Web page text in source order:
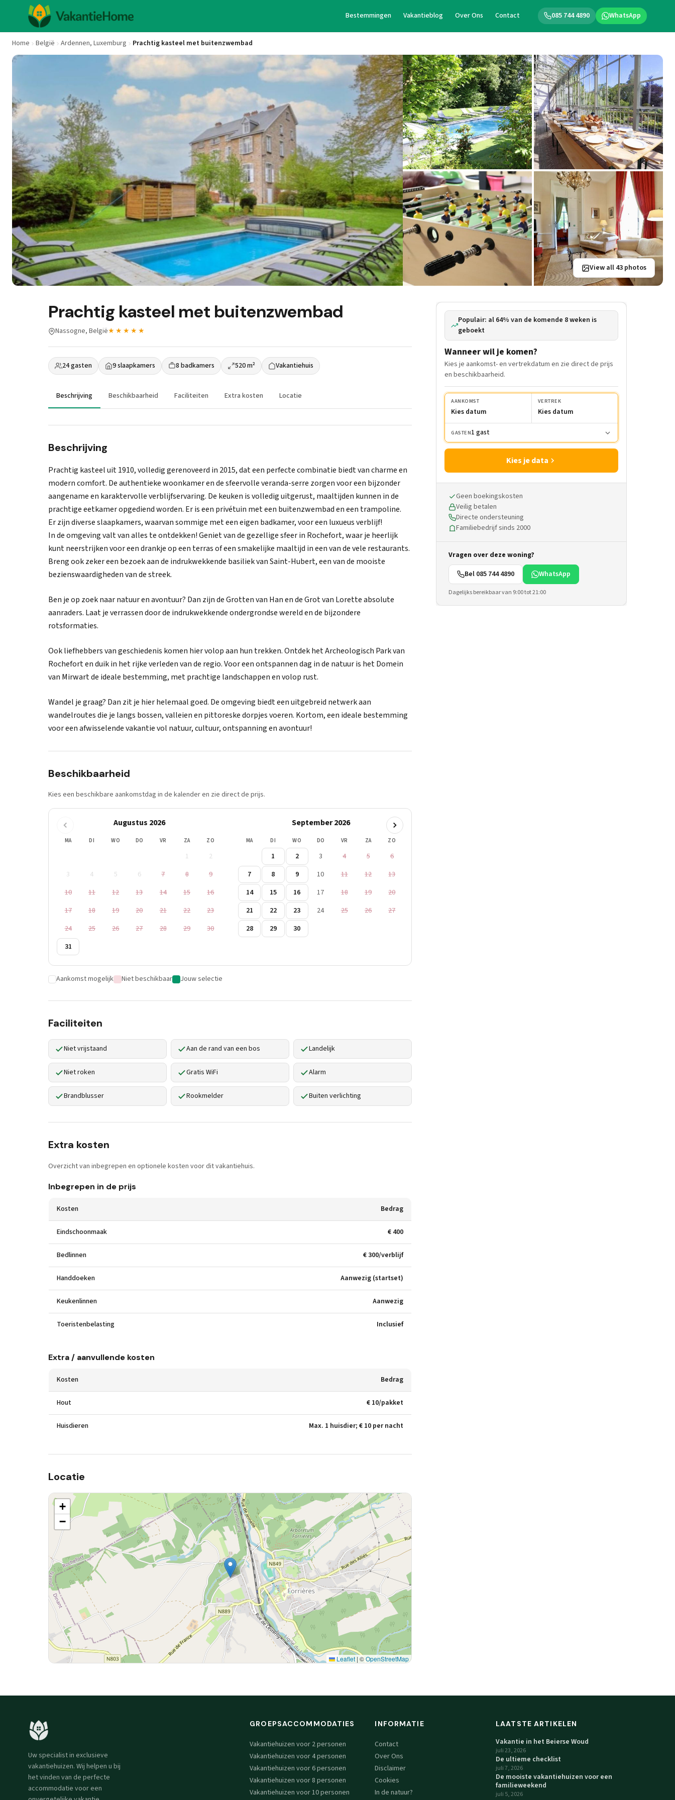
085 744 4890 WhatsApp
Bestemmingen Vakantieblog Over Ons Contact
Home België Ardennen, Luxemburg Prachtig kasteel met buitenzwembad
View all 43 photos
Prachtig kasteel met buitenzwembad
Nassogne, België★★★★★
24 gasten 9 slaapkamers 8 badkamers 520 m² Vakantiehuis
Beschrijving Beschikbaarheid Faciliteiten Extra kosten Locatie
Beschrijving
Prachtig kasteel uit 1910, volledig gerenoveerd in 2015, dat een perfecte combinatie biedt van charme en
modern comfort. De authentieke woonkamer en de sfeervolle veranda-serre zorgen voor een bijzonder
aangename en karaktervolle verblijfservaring. De keuken is volledig uitgerust, maaltijden kunnen in de
prachtige eetkamer opgediend worden. Er is een privétuin met een buitenzwembad en een trampoline.
Er zijn diverse slaapkamers, waarvan sommige met een eigen badkamer, voor een luxueus verblijf!
In de omgeving valt van alles te ontdekken! Geniet van de gezellige sfeer in Rochefort, waar je heerlijk
kunt neerstrijken voor een drankje op een terras of een smakelijke maaltijd in een van de vele restaurants.
Breng ook zeker een bezoek aan de indrukwekkende basiliek van Saint-Hubert, een van de mooiste
bezienswaardigheden van de streek.
Ben je op zoek naar natuur en avontuur? Dan zijn de Grotten van Han en de Grot van Lorette absolute
aanraders. Laat je verrassen door de indrukwekkende ondergrondse wereld en de bijzondere
rotsformaties.
Ook liefhebbers van geschiedenis komen hier volop aan hun trekken. Ontdek het Archeologisch Park van
Rochefort en duik in het rijke verleden van de regio. Voor een ontspannen dag in de natuur is het Domein
van Mirwart de ideale bestemming, met prachtige landschappen en volop rust.
Wandel je graag? Dan zit je hier helemaal goed. De omgeving biedt een uitgebreid netwerk aan
wandelroutes die je langs bossen, valleien en pittoreske dorpjes voeren. Kortom, een ideale bestemming
voor een afwisselende vakantie vol natuur, cultuur, ontspanning en avontuur!
Beschikbaarheid
Kies een beschikbare aankomstdag in de kalender en zie direct de prijs.
Augustus 2026
MA DI WO DO VR ZA ZO
1
2
3
4 5 6 7 8
9
10
11 12 13 14 15
16
17
18 19 20 21 22
23
24
25 26 27 28 29
30
31
September 2026
MA DI WO DO VR ZA ZO
1 2 3 4 5
6
7
8 9 10 11 12
13
14
15 16 17 18 19
20
21
22 23 24 25 26
27
28
29 30
Aankomst mogelijk Niet beschikbaar Jouw selectie
Faciliteiten
Niet vrijstaand Aan de rand van een bos Landelijk
Niet roken Gratis WiFi Alarm
Brandblusser Rookmelder Buiten verlichting
Extra kosten
Overzicht van inbegrepen en optionele kosten voor dit vakantiehuis.
Inbegrepen in de prijs
Kosten Bedrag
Eindschoonmaak € 400
Bedlinnen € 300/verblijf
Handdoeken Aanwezig (startset)
Keukenlinnen Aanwezig
Toeristenbelasting Inclusief
Extra / aanvullende kosten
Kosten Bedrag
Hout € 10/pakket
Huisdieren Max. 1 huisdier; € 10 per nacht
Locatie
+
−
Leaflet | ©OpenStreetMap
Populair: al 64% van de komende 8 weken is
geboekt
Wanneer wil je komen?
Kies je aankomst- en vertrekdatum en zie direct de prijs
en beschikbaarheid.
AANKOMST
Kies datum
VERTREK
Kies datum
GASTEN1 gast
Kies je data
Geen boekingskosten
Veilig betalen
Directe ondersteuning
Familiebedrijf sinds 2000
Vragen over deze woning?
Bel 085 744 4890
WhatsApp
Dagelijks bereikbaar van 9:00 tot 21:00
Uw specialist in exclusieve
vakantiehuizen. Wij helpen u bij
het vinden van de perfecte
accommodatie voor een
GROEPSACCOMMODATIES
Vakantiehuizen voor 2 personen
Vakantiehuizen voor 4 personen
Vakantiehuizen voor 6 personen
Vakantiehuizen voor 8 personen
Vakantiehuizen voor 10 personen
INFORMATIE
Contact
Over Ons
Disclaimer
Cookies
In de natuur?
LAATSTE ARTIKELEN
Vakantie in het Beierse Woud
juli 23, 2026
De ultieme checklist
juli 7, 2026
De mooiste vakantiehuizen voor een
familieweekend
juli 5, 2026